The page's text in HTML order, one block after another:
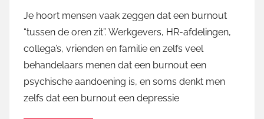
o
r
M
a
r
t
Je hoort mensen vaak zeggen dat een burnout
“tussen de oren zit”. Werkgevers, HR-afdelingen,
collega’s, vrienden en familie en zelfs veel
behandelaars menen dat een burnout een
psychische aandoening is, en soms denkt men
zelfs dat een burnout een depressie